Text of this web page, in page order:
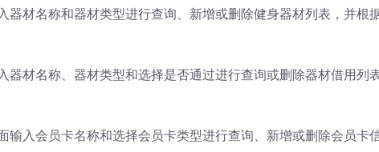
器材名称和器材类型进行查询、新增或删除健身器材列表，并根
器材名称、器材类型和选择是否通过进行查询或删除器材借用列
输入会员卡名称和选择会员卡类型进行查询、新增或删除会员卡